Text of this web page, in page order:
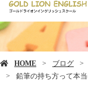
HOME ブログ
鉛筆の持ち方って本